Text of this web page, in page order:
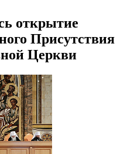
открытие
Присутствия
Церкви